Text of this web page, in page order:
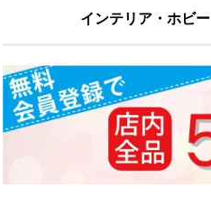
インテリア・ホビー